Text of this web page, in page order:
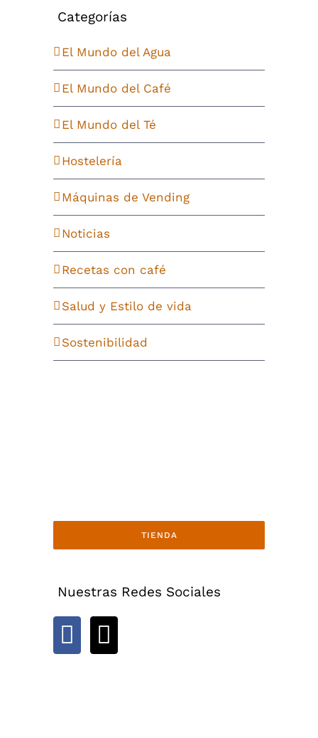
Categorías
El Mundo del Agua
El Mundo del Café
El Mundo del Té
Hostelería
Máquinas de Vending
Noticias
Recetas con café
Salud y Estilo de vida
Sostenibilidad
TIENDA
Nuestras Redes Sociales